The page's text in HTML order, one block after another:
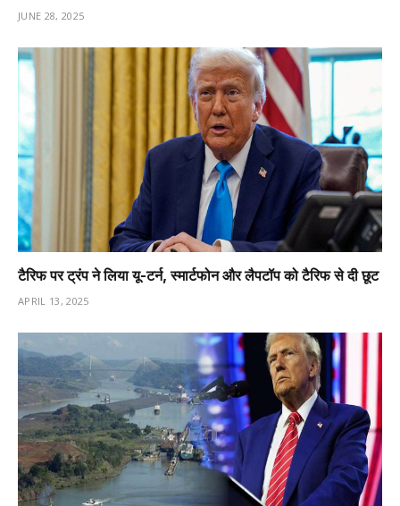
JUNE 28, 2025
टैरिफ पर ट्रंप ने लिया यू-टर्न, स्मार्टफोन और लैपटॉप को टैरिफ से दी छूट
APRIL 13, 2025